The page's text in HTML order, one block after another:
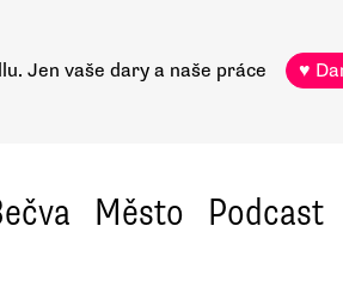
Jen vaše dary a naše práce ♥
Město Podcast